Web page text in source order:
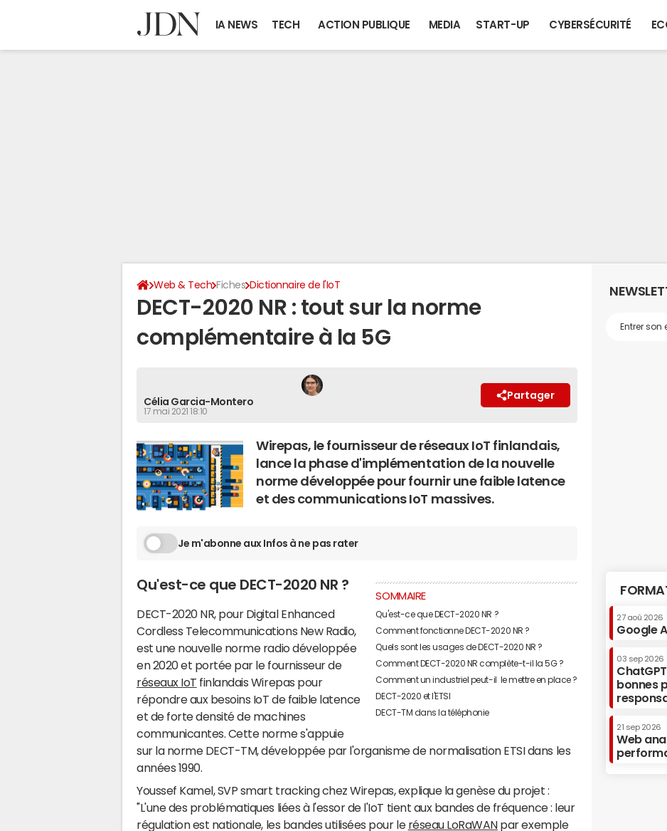
IA NEWS TECH ACTION PUBLIQUE MEDIA START-UP CYBERSÉCURITÉ
Web & Tech Fiches Dictionnaire de l'IoT
DECT-2020 NR : tout sur la norme
complémentaire à la 5G
Célia Garcia-Montero
17 mai 2021 18:10
Partager
Wirepas, le fournisseur de réseaux IoT finlandais,
lance la phase d'implémentation de la nouvelle
norme développée pour fournir une faible latence
et des communications IoT massives.
Je m'abonne aux Infos à ne pas rater
SOMMAIRE
Qu'est-ce que DECT-2020 NR ?
Comment fonctionne DECT-2020 NR ?
Quels sont les usages de DECT-2020 NR ?
Comment DECT-2020 NR complète-t-il la 5G ?
Comment un industriel peut-il le mettre en place ?
DECT-2020 et l'ETSI
DECT-TM dans la téléphonie
Qu'est-ce que DECT-2020 NR ?
DECT-2020 NR, pour Digital Enhanced
Cordless Telecommunications New Radio,
est une nouvelle norme radio développée
en 2020 et portée par le fournisseur de
réseaux IoT finlandais Wirepas pour
répondre aux besoins IoT de faible latence
et de forte densité de machines
communicantes. Cette norme s'appuie
sur la norme DECT-TM, développée par l'organisme de normalisation ETSI dans les
années 1990.
Youssef Kamel, SVP smart tracking chez Wirepas, explique la genèse du projet :
"L'une des problématiques liées à l'essor de l'IoT tient aux bandes de fréquence : leur
régulation est nationale, les bandes utilisées pour le réseau LoRaWANpar exemple
27 aoû 2026
Google
03 sep 2026
bonnes
21 sep 2026
Web